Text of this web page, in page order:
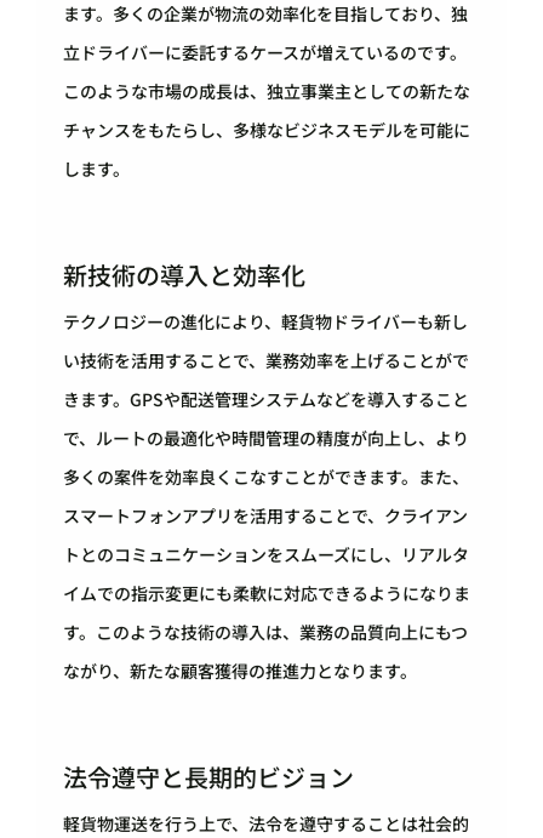
ます。多くの企業が物流の効率化を目指しており、独
立ドライバーに委託するケースが増えているのです。
このような市場の成長は、独立事業主としての新たな
チャンスをもたらし、多様なビジネスモデルを可能に
します。
新技術の導入と効率化
テクノロジーの進化により、軽貨物ドライバーも新し
い技術を活用することで、業務効率を上げることがで
きます。GPSや配送管理システムなどを導入すること
で、ルートの最適化や時間管理の精度が向上し、より
多くの案件を効率良くこなすことができます。また、
スマートフォンアプリを活用することで、クライアン
トとのコミュニケーションをスムーズにし、リアルタ
イムでの指示変更にも柔軟に対応できるようになりま
す。このような技術の導入は、業務の品質向上にもつ
ながり、新たな顧客獲得の推進力となります。
法令遵守と長期的ビジョン
軽貨物運送を行う上で、法令を遵守することは社会的